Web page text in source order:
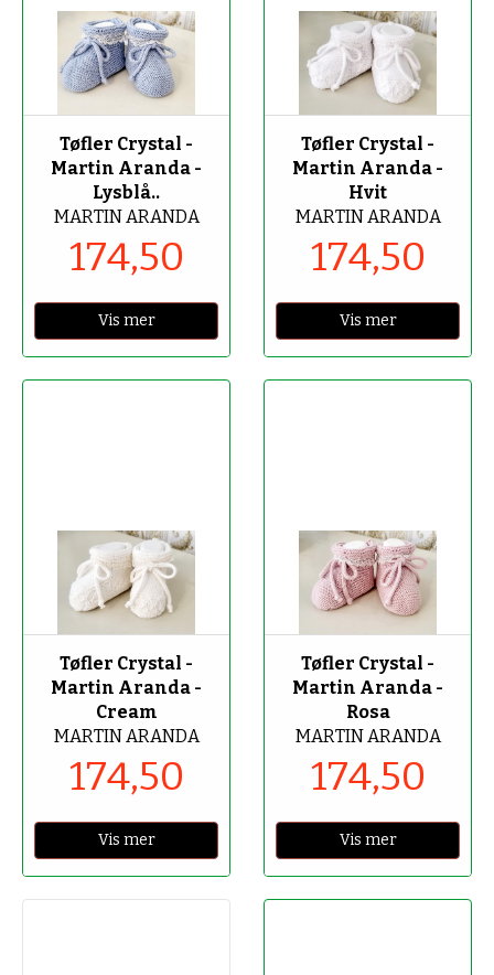
-50%
Tøfler Crystal -
Martin Aranda -
Lysblå..
MARTIN ARANDA
174,50
Vis mer
-50%
Tøfler Crystal -
Martin Aranda -
Hvit
MARTIN ARANDA
174,50
Vis mer
-50%
Tøfler Crystal -
Martin Aranda -
Cream
MARTIN ARANDA
174,50
Vis mer
-50%
Tøfler Crystal -
Martin Aranda -
Rosa
MARTIN ARANDA
174,50
Vis mer